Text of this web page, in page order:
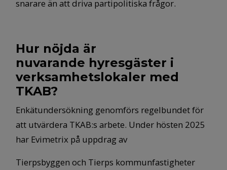
snarare än att driva partipolitiska frågor.
Hur nöjda är
nuvarande hyresgäster i
verksamhetslokaler med
TKAB?
Enkätundersökning genomförs regelbundet för
att utvärdera TKAB:s arbete. Under hösten 2025
har Evimetrix på uppdrag av
Tierpsbyggen och Tierps kommunfastigheter